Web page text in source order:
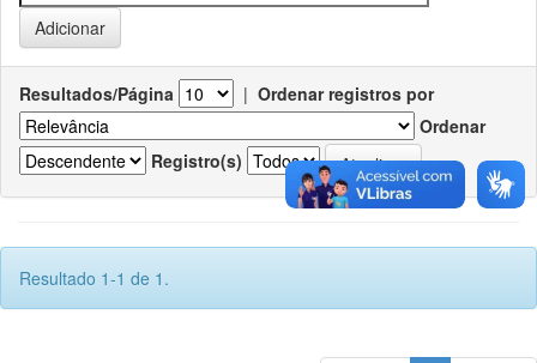
Resultados/Página | Ordenar registros por
Ordenar
Registro(s)
Resultado 1-1 de 1.